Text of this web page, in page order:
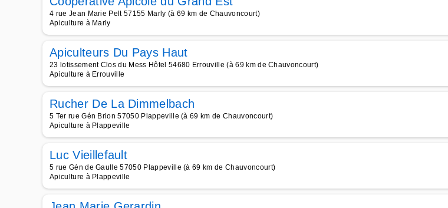
4 rue Jean Marie Pelt 57155 Marly (à 69 km de Chauvoncourt)
Apiculture à Marly
Apiculteurs Du Pays Haut
23 lotissement Clos du Mess Hôtel 54680 Errouville (à 69 km de Chauvoncourt)
Apiculture à Errouville
Rucher De La Dimmelbach
5 Ter rue Gén Brion 57050 Plappeville (à 69 km de Chauvoncourt)
Apiculture à Plappeville
Luc Vieillefault
5 rue Gén de Gaulle 57050 Plappeville (à 69 km de Chauvoncourt)
Apiculture à Plappeville